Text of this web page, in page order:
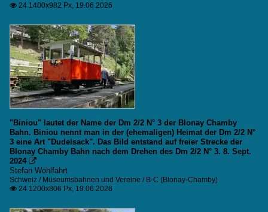
 24 1400x982 Px, 19.06.2026
"Biniou" lautet der Name der Dm 2/2 N° 3 der Blonay Chamby
Bahn. Biniou nennt man in der (ehemaligen) Heimat der Dm 2/2 N°
3 eine Art "Dudelsack". Das Bild entstand auf freier Strecke der
Blonay Chamby Bahn nach dem Drehen des Dm 2/2 N° 3. 8. Sept.
2024 
Stefan Wohlfahrt
Schweiz / Museumsbahnen und Vereine / B-C (Blonay-Chamby)
 24 1200x806 Px, 19.06.2026